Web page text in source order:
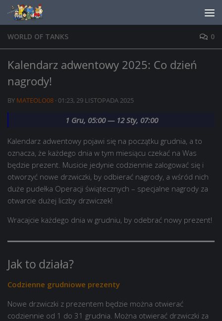
Skip to content
WORLD OF TANKS 0
Kalendarz adwentowy 2025: Co dzień
nagrody!
BY MATEOLO08 · 01:23, 29 LISTOPADA 2025
1 Gru, 05:00 — 12 Sty, 07:00
Kalendarz adwentowy pojawi się na początku grudnia, a to
oznacza, że każdego dnia w tym miesiącu czekać na Was
będzie prezent. Musicie jedynie codziennie zalogować się i
otworzyć nowe drzwiczki, by odbierać nagrody, a wśród nich
duże pudełka Operacji świątecznych – specjalne nagrody za
otwarcie dużej liczby drzwiczek!
Wracajcie każdego dnia w grudniu, by odebrać nowy prezent!
Jak to działa?
Codzienne grudniowe prezenty
Nowe drzwiczki z prezentem będzie można otwierać
codziennie od 1 do 31 grudnia. Można otwierać drzwiczki za